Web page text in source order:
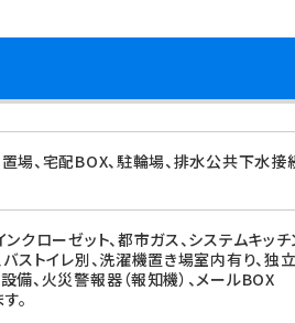
場、宅配BOX、駐輪場、排水公共下水接
クローゼット、都市ガス、システムキッ
バストイレ別、洗濯機置き場室内有り、独
備、火災警報器（報知機）、メールBOX
。